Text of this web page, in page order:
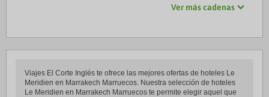
Ver más cadenas
Viajes El Corte Inglés te ofrece las mejores ofertas de hoteles Le
Meridien en Marrakech Marruecos. Nuestra selección de hoteles
Le Meridien en Marrakech Marruecos te permite elegir aquel que